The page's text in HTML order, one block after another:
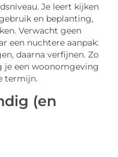
Je leert kijken
en beplanting,
Verwacht geen
een nuchtere aanpak:
daarna verfijnen. Zo
je een woonomgeving
termijn.
(en